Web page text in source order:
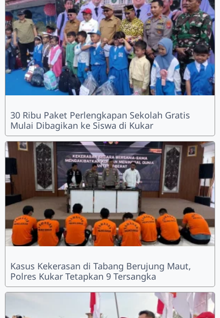
30 Ribu Paket Perlengkapan Sekolah Gratis
Mulai Dibagikan ke Siswa di Kukar
Kasus Kekerasan di Tabang Berujung Maut,
Polres Kukar Tetapkan 9 Tersangka